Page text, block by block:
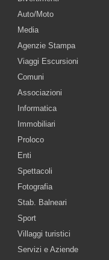
Auto/Moto
Media
Agenzie Stampa
Viaggi Escursioni
Comuni
Associazioni
Informatica
Immobiliari
Proloco
Enti
Spettacoli
Fotografia
Stab. Balneari
Sport
Villaggi turistici
Servizi e Aziende